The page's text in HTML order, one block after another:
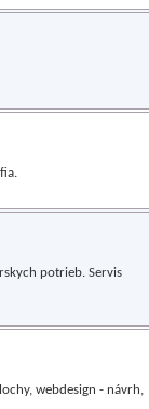
potrieb. Servis
webdesign - návrh,